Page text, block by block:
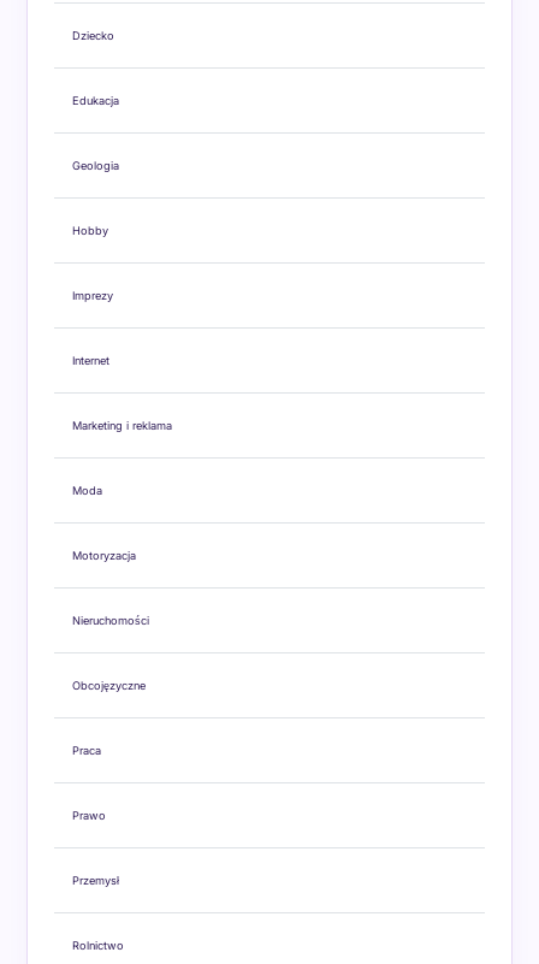
Dziecko
Edukacja
Geologia
Hobby
Imprezy
Internet
Marketing i reklama
Moda
Motoryzacja
Nieruchomości
Obcojęzyczne
Praca
Prawo
Przemysł
Rolnictwo